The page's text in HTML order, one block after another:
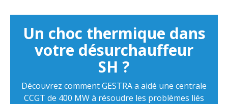
Un choc thermique dans
votre désurchauffeur
SH ?
Découvrez comment GESTRA a aidé une centrale
CCGT de 400 MW à résoudre les problèmes liés